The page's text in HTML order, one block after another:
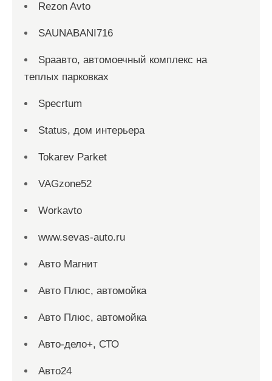
Rezon Avto
SAUNABANI716
Spaавто, автомоечный комплекс на
теплых парковках
Specrtum
Status, дом интерьера
Tokarev Parket
VAGzone52
Workavto
www.sevas-auto.ru
Авто Магнит
Авто Плюс, автомойка
Авто Плюс, автомойка
Авто-дело+, СТО
Авто24